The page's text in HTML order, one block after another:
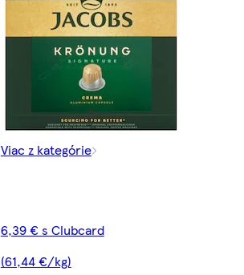
Viac z kategórie
6,39 € s Clubcard
(61,44 €/kg)